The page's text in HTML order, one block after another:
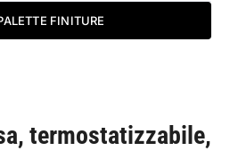
FINITURE
termostatizzabile,